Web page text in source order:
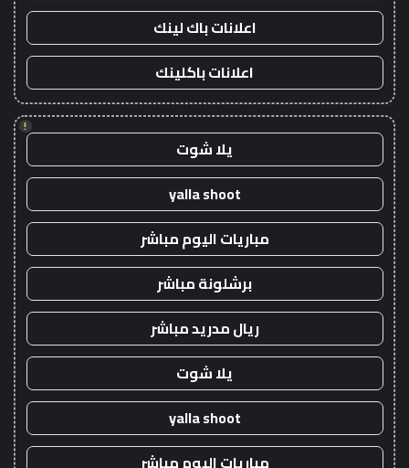
اعلانات باك لينك
اعلانات باكلينك
!
يلا شوت
yalla shoot
مباريات اليوم مباشر
برشلونة مباشر
ريال مدريد مباشر
يلا شوت
yalla shoot